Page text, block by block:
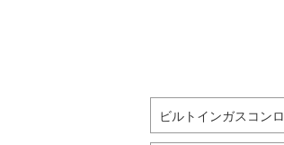
ビルトインガスコンロ